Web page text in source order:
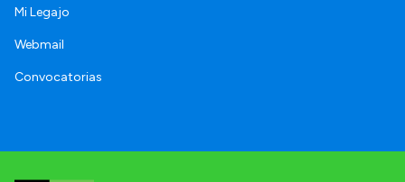
Mi Legajo
Webmail
Convocatorias